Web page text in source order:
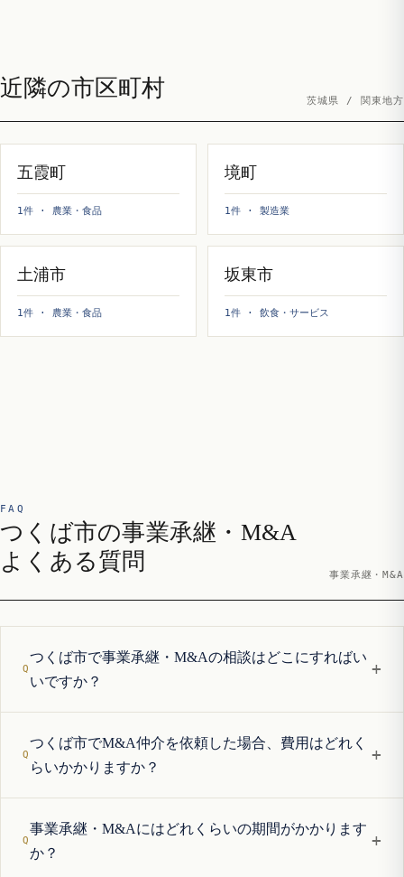
近隣の市区町村 茨城県 / 関東地方
五霞町
1件 · 農業・食品
境町
1件 · 製造業
土浦市
1件 · 農業・食品
坂東市
1件 · 飲食・サービス
FAQ
つくば市の事業承継・M&A
よくある質問
事業承継・M&A
つくば市で事業承継・M&Aの相談はどこにすればい
いですか？
+
つくば市でM&A仲介を依頼した場合、費用はどれく
らいかかりますか？
+
事業承継・M&Aにはどれくらいの期間がかかります
か？
+